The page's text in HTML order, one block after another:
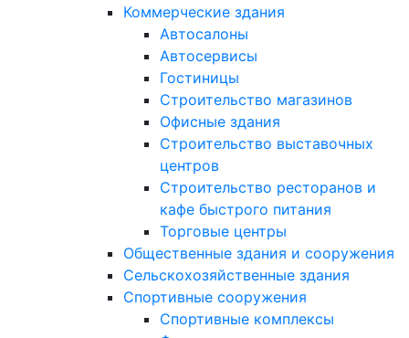
Коммерческие здания
Автосалоны
Автосервисы
Гостиницы
Строительство магазинов
Офисные здания
Строительство выставочных
центров
Строительство ресторанов и
кафе быстрого питания
Торговые центры
Общественные здания и сооружения
Сельскохозяйственные здания
Спортивные сооружения
Спортивные комплексы